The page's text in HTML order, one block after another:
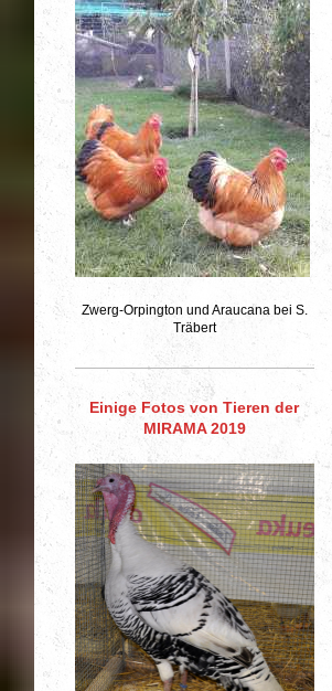
Zwerg-Orpington und Araucana bei S.
Träbert
Einige Fotos von Tieren der
MIRAMA 2019